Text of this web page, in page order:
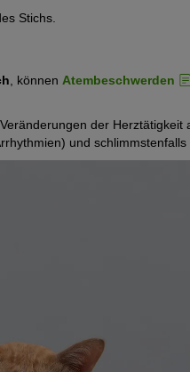
Stichs.
, können Atembeschwerden
der Herztätigkeit
und schlimmstenfalls